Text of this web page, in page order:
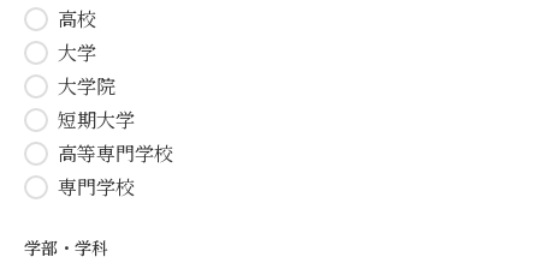
高校
大学
大学院
短期大学
高等専門学校
専門学校
学部・学科